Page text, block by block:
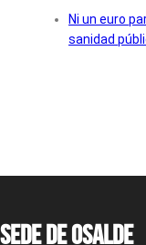
Ni un euro
sanidad
Sede de OSALDE